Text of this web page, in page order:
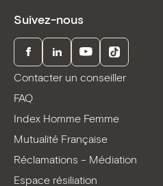
Suivez-nous
FacebookLinkedInYoutubeTikTok
Contacter un conseiller
FAQ
Index Homme Femme
Mutualité Française
Réclamations – Médiation
Espace résiliation